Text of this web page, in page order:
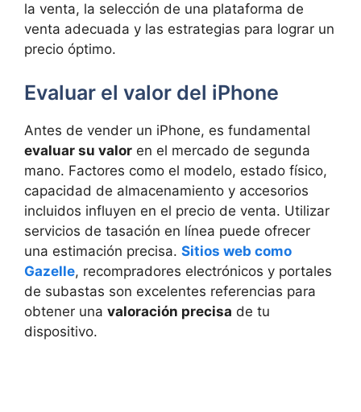
la venta, la selección de una plataforma de
venta adecuada y las estrategias para lograr un
precio óptimo.
Evaluar el valor del iPhone
Antes de vender un iPhone, es fundamental
evaluar su valor en el mercado de segunda
mano. Factores como el modelo, estado físico,
capacidad de almacenamiento y accesorios
incluidos influyen en el precio de venta. Utilizar
servicios de tasación en línea puede ofrecer
una estimación precisa. Sitios web como
Gazelle, recompradores electrónicos y portales
de subastas son excelentes referencias para
obtener una valoración precisa de tu
dispositivo.